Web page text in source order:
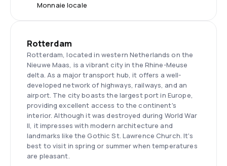
Monnaie locale
Rotterdam
Rotterdam, located in western Netherlands on the
Nieuwe Maas, is a vibrant city in the Rhine-Meuse
delta. As a major transport hub, it offers a well-
developed network of highways, railways, and an
airport. The city boasts the largest port in Europe,
providing excellent access to the continent's
interior. Although it was destroyed during World War
II, it impresses with modern architecture and
landmarks like the Gothic St. Lawrence Church. It's
best to visit in spring or summer when temperatures
are pleasant.